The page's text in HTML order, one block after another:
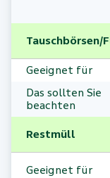
Tauschbörsen/
Geeignet für
Das sollten Sie
beachten
Restmüll
Geeignet für